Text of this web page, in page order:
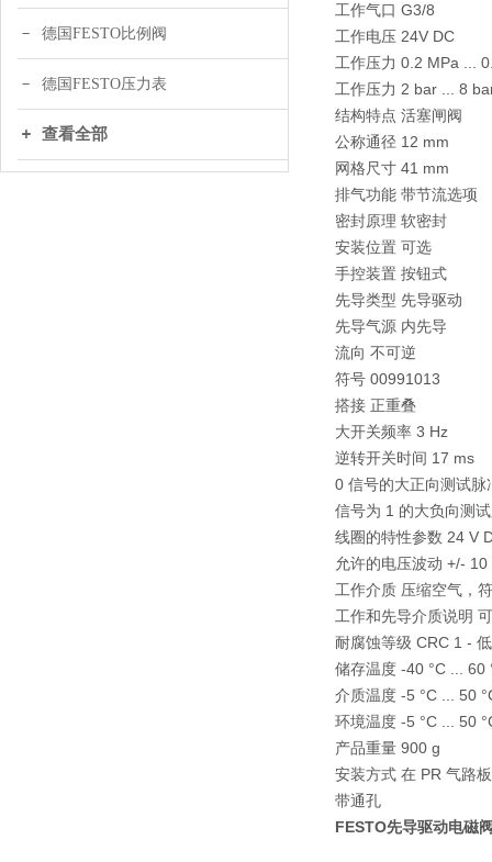
德国FESTO比例阀
德国FESTO压力表
查看全部
工作气口 G3/8
工作电压 24V DC
工作压力 0.2 MPa ...
工作压力 2 bar ... 8
结构特点 活塞闸阀
公称通径 12 mm
网格尺寸 41 mm
排气功能 带节流选项
密封原理 软密封
安装位置 可选
手控装置 按钮式
先导类型 先导驱动
先导气源 内先导
流向 不可逆
符号 00991013
搭接 正重叠
大开关频率 3 Hz
逆转开关时间 17 ms
0 信号的大正向测试脉
信号为 1 的大负向测
线圈的特性参数 24 V
允许的电压波动 +/- 10
工作介质 压缩空气，
工作和先导介质说明
耐腐蚀等级 CRC 1 -
储存温度 -40 °C ... 60
介质温度 -5 °C ... 50
环境温度 -5 °C ... 50
产品重量 900 g
安装方式 在 PR 气路
带通孔
FESTO先导驱动电磁